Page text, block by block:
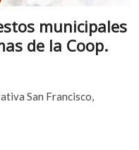
municipales
de la Coop.
San Francisco,